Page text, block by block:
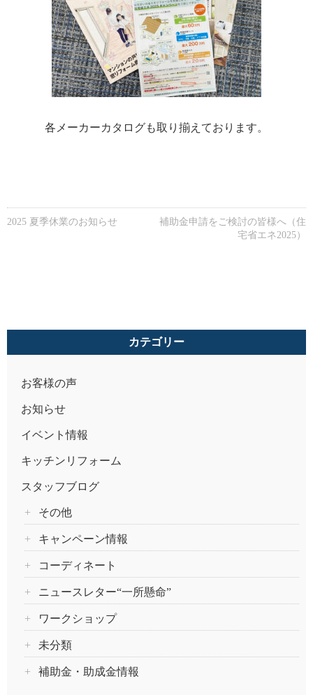
各メーカーカタログも取り揃えております。
2025 夏季休業のお知らせ
補助金申請をご検討の皆様へ（住
宅省エネ2025）
カテゴリー
お客様の声
お知らせ
イベント情報
キッチンリフォーム
スタッフブログ
その他
キャンペーン情報
コーディネート
ニュースレター“一所懸命”
ワークショップ
未分類
補助金・助成金情報